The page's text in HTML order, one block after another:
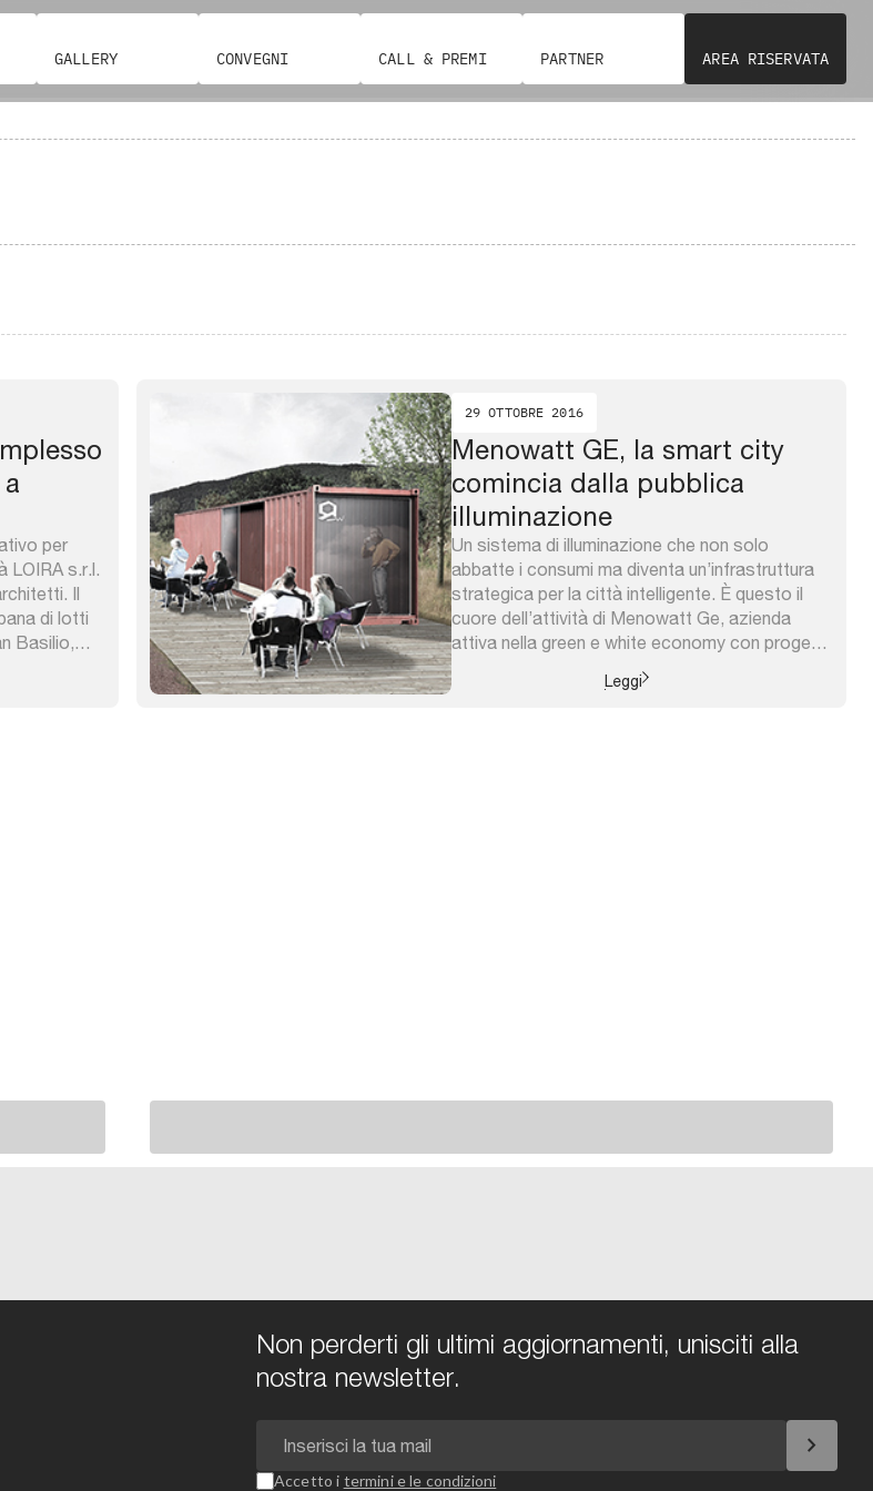
GALLERY CONVEGNI CALL & PREMI PARTNER AREA RISERVATA
per
LOIRA s.r.l.
Il
di lotti
Basilio,
di Roma.
dal
29 OTTOBRE 2016
Menowatt GE, la smart city
comincia dalla pubblica
illuminazione
Un sistema di illuminazione che non solo
abbatte i consumi ma diventa un’infrastruttura
strategica per la città intelligente. È questo il
cuore dell’attività di Menowatt Ge, azienda
attiva nella green e white economy con progetti
e prodotti brevettati dedicati all’efficienza
energetica. Una realtà che vanta una forte
Leggi
Non perderti gli ultimi aggiornamenti, unisciti alla
nostra newsletter.
chevron_right
Accetto i termini e le condizioni